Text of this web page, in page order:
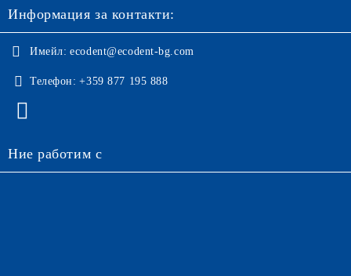
Информация за контакти:
Имейл: ecodent@ecodent-bg.com
Телефон: +359 877 195 888
Ние работим с